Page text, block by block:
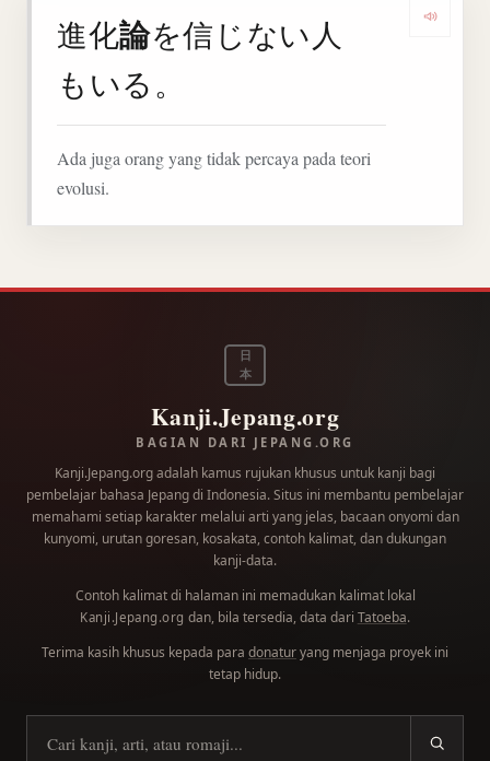
進化論を信じない人
もいる。
Ada juga orang yang tidak percaya pada teori
evolusi.
日
本
Kanji.Jepang.org
BAGIAN DARI JEPANG.ORG
Kanji.Jepang.org adalah kamus rujukan khusus untuk kanji bagi
pembelajar bahasa Jepang di Indonesia. Situs ini membantu pembelajar
memahami setiap karakter melalui arti yang jelas, bacaan onyomi dan
kunyomi, urutan goresan, kosakata, contoh kalimat, dan dukungan
kanji-data.
Contoh kalimat di halaman ini memadukan kalimat lokal
Kanji.Jepang.org dan, bila tersedia, data dari Tatoeba.
Terima kasih khusus kepada para donaturyang menjaga proyek ini
tetap hidup.
Cari kanji